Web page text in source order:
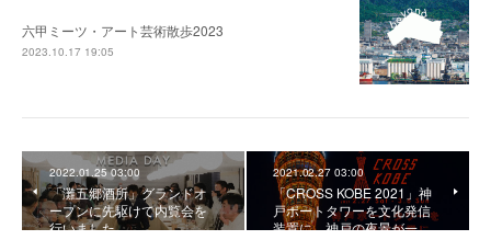
六甲ミーツ・アート芸術散歩2023
2023.10.17 19:05
2022.01.25 03:00
「灘五郷酒所」グランドオ
ープンに先駆けて内覧会を
行いました。
2021.02.27 03:00
「CROSS KOBE 2021」神
戸ポートタワーを文化発信
装置に。神戸の夜景が一…